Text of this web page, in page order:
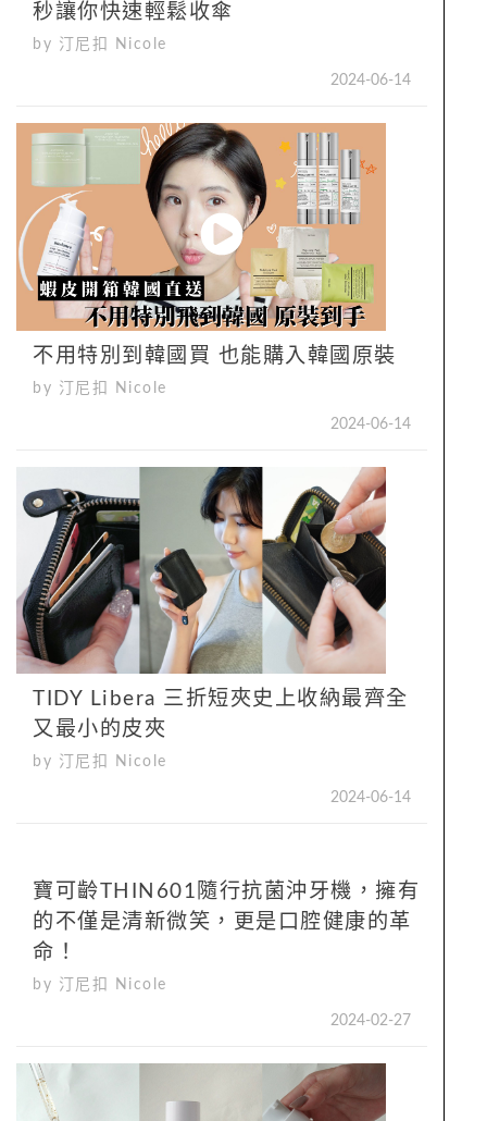
秒讓你快速輕鬆收傘
by 汀尼扣 Nicole
2024-06-14
不用特別到韓國買 也能購入韓國原裝
by 汀尼扣 Nicole
2024-06-14
TIDY Libera 三折短夾史上收納最齊全
又最小的皮夾
by 汀尼扣 Nicole
2024-06-14
寶可齡THIN601隨行抗菌沖牙機，擁有
的不僅是清新微笑，更是口腔健康的革
命！
by 汀尼扣 Nicole
2024-02-27